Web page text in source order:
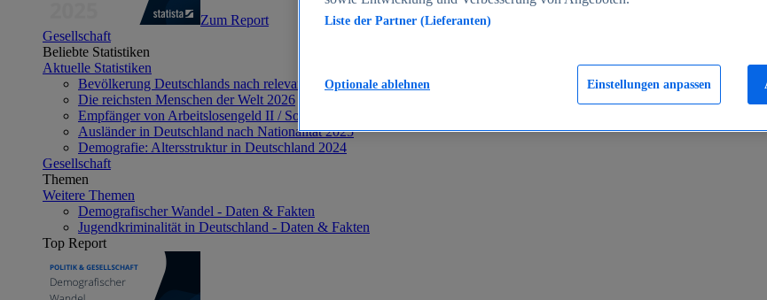
Zum Report
Gesellschaft
Beliebte Statistiken
Aktuelle Statistiken
Bevölkerung Deutschlands nach relevanten Altersgruppen 2024
Die reichsten Menschen der Welt 2026
Empfänger von Arbeitslosengeld II / Sozialgeld / Bürgergeld in Deutschland 2005-2025
Ausländer in Deutschland nach Nationalität 2025
Demografie: Altersstruktur in Deutschland 2024
Gesellschaft
Themen
Weitere Themen
Demografischer Wandel - Daten & Fakten
Jugendkriminalität in Deutschland - Daten & Fakten
Top Report
Liste der Partner (Lieferanten)
Einstellungen anpassen
Optionale ablehnen